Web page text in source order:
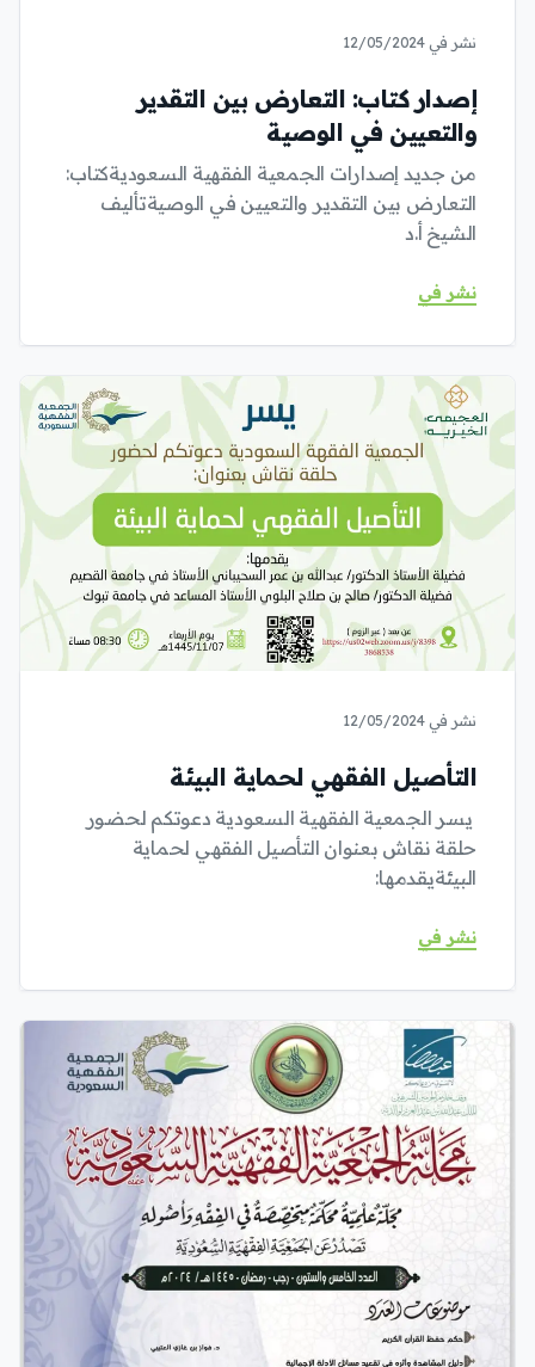
نشر في 12/05/2024
إصدار كتاب: التعارض بين التقدير
والتعيين في الوصية
من جديد إصدارات الجمعية الفقهية السعوديةكتاب:
التعارض بين التقدير والتعيين في الوصيةتأليف
الشيخ أ.د
نشر في
نشر في 12/05/2024
التأصيل الفقهي لحماية البيئة
يسر الجمعية الفقهية السعودية دعوتكم لحضور
حلقة نقاش بعنوان التأصيل الفقهي لحماية
البيئةيقدمها:
نشر في